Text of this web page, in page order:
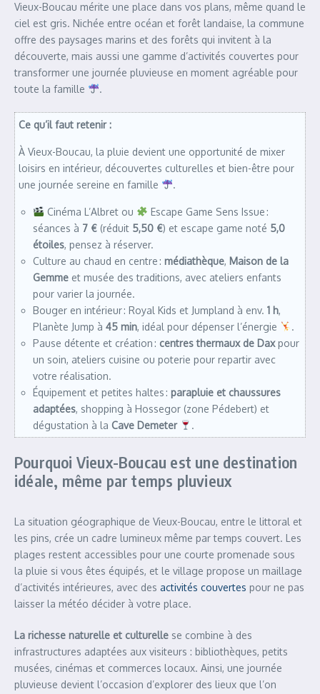
Vieux-Boucau mérite une place dans vos plans, même quand le
ciel est gris. Nichée entre océan et forêt landaise, la commune
offre des paysages marins et des forêts qui invitent à la
découverte, mais aussi une gamme d’activités couvertes pour
transformer une journée pluvieuse en moment agréable pour
toute la famille
.
Ce qu’il faut retenir :
À Vieux-Boucau, la pluie devient une opportunité de mixer
loisirs en intérieur, découvertes culturelles et bien-être pour
une journée sereine en famille
.
Cinéma L’Albret ou
Escape Game Sens Issue :
séances à 7 € (réduit 5,50 €) et escape game noté 5,0
étoiles, pensez à réserver.
Culture au chaud en centre : médiathèque, Maison de la
Gemme et musée des traditions, avec ateliers enfants
pour varier la journée.
Bouger en intérieur : Royal Kids et Jumpland à env. 1 h,
Planète Jump à 45 min, idéal pour dépenser l’énergie
.
Pause détente et création : centres thermaux de Daxpour
un soin, ateliers cuisine ou poterie pour repartir avec
votre réalisation.
Équipement et petites haltes : parapluie et chaussures
adaptées, shopping à Hossegor (zone Pédebert) et
dégustation à la Cave Demeter .
Pourquoi Vieux-Boucau est une destination
idéale, même par temps pluvieux
La situation géographique de Vieux-Boucau, entre le littoral et
les pins, crée un cadre lumineux même par temps couvert. Les
plages restent accessibles pour une courte promenade sous
la pluie si vous êtes équipés, et le village propose un maillage
d’activités intérieures, avec des activités couvertes pour ne pas
laisser la météo décider à votre place.
La richesse naturelle et culturelle se combine à des
infrastructures adaptées aux visiteurs : bibliothèques, petits
musées, cinémas et commerces locaux. Ainsi, une journée
pluvieuse devient l’occasion d’explorer des lieux que l’on